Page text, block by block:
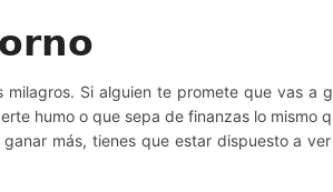
Si alguien te promete que vas a
humo o que sepa de finanzas lo mismo
más, tienes que estar dispuesto a